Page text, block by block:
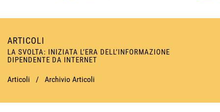
ARTICOLI
LA SVOLTA: INIZIATA L’ERA DELL’INFORMAZIONE
DIPENDENTE DA INTERNET
Articoli / Archivio Articoli